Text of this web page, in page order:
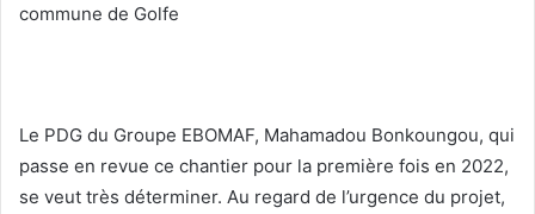
commune de Golfe
Le PDG du Groupe EBOMAF, Mahamadou Bonkoungou, qui
passe en revue ce chantier pour la première fois en 2022,
se veut très déterminer. Au regard de l’urgence du projet,